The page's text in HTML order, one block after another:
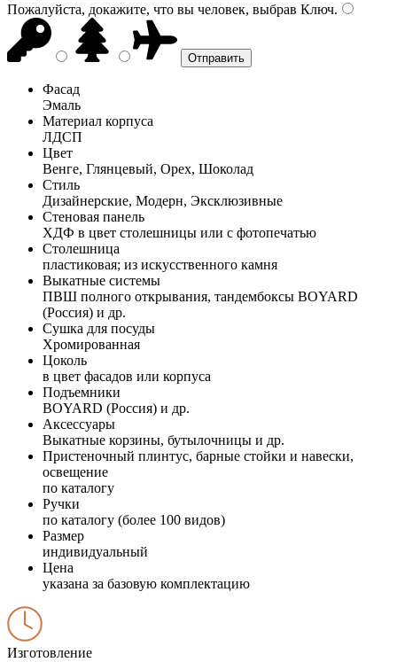
Пожалуйста, докажите, что вы человек, выбрав Ключ.
Фасад
Эмаль
Материал корпуса
ЛДСП
Цвет
Венге, Глянцевый, Орех, Шоколад
Стиль
Дизайнерские, Модерн, Эксклюзивные
Стеновая панель
ХДФ в цвет столешницы или с фотопечатью
Столешница
пластиковая; из искусственного камня
Выкатные системы
ПВШ полного открывания, тандембоксы BOYARD
(Россия) и др.
Сушка для посуды
Хромированная
Цоколь
в цвет фасадов или корпуса
Подъемники
BOYARD (Россия) и др.
Аксессуары
Выкатные корзины, бутылочницы и др.
Пристеночный плинтус, барные стойки и навески,
освещение
по каталогу
Ручки
по каталогу (более 100 видов)
Размер
индивидуальный
Цена
указана за базовую комплектацию
Изготовление